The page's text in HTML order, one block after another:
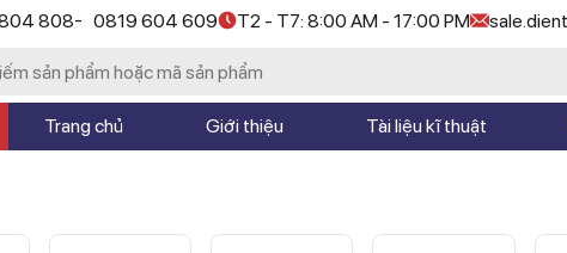
808- 0819 604 609 T2 - T7: 8:00 AM - 17:00 PM
Trang chủ Giới thiệu Tài liệu kĩ thuật